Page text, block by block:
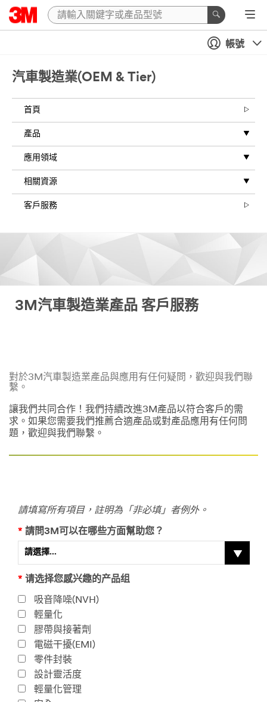
帳號
汽車製造業(OEM & Tier)
首頁
產品
應用領域
相關資源
客戶服務
3M汽車製造業產品 客戶服務
對於3M汽車製造業產品與應用有任何疑問，歡迎與我們聯
繫。
讓我們共同合作！我們持續改進3M產品以符合客戶的需
求。如果您需要我們推薦合適產品或對產品應用有任何問
題，歡迎與我們聯繫。
請填寫所有項目，註明為「非必填」者例外。
* 請問3M可以在哪些方面幫助您？
請選擇...
* 请选择您感兴趣的产品组
吸音降噪(NVH)
輕量化
膠帶與接著劑
電磁干擾(EMI)
零件封裝
設計靈活度
輕量化管理